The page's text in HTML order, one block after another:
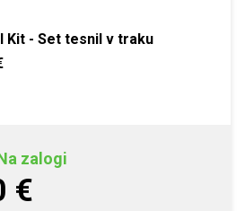
Kit - Set tesnil v traku
zalogi
€